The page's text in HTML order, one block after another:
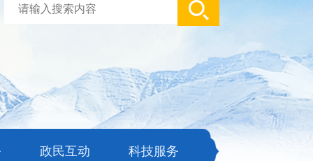
政民互动 科技服务